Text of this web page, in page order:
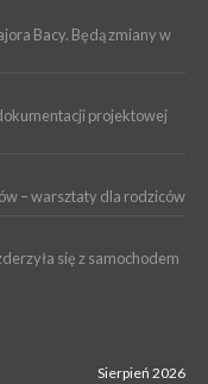
cztery dni radosnej
Bacy. Będą zmiany w
projektowej
– warsztaty dla rodziców
się z samochodem
Sierpień 2026